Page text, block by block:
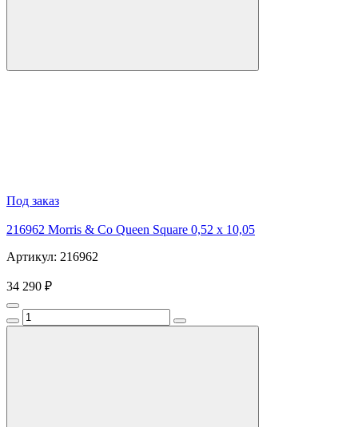
Под заказ
216962 Morris & Co Queen Square 0,52 x 10,05
Артикул: 216962
34 290 ₽